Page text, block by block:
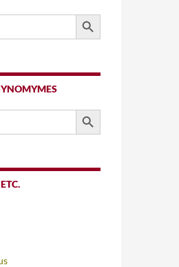
SEARCH BUTTON
SEARCH BUTTON